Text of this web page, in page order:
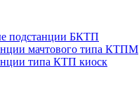
подстанции БКТП
мачтового типа КТПМ
типа КТП киоск